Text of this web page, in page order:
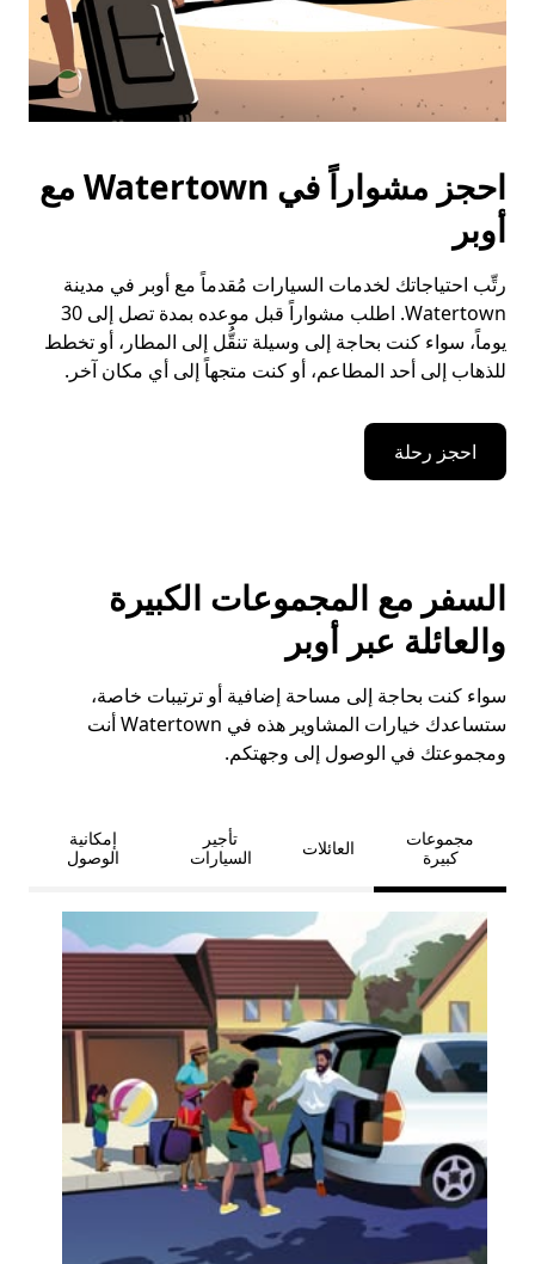
احجز مشواراً في Watertown مع
أوبر
رتِّب احتياجاتك لخدمات السيارات مُقدماً مع أوبر في مدينة
Watertown. اطلب مشواراً قبل موعده بمدة تصل إلى 30
يوماً، سواء كنت بحاجة إلى وسيلة تنقُّل إلى المطار، أو تخطط
للذهاب إلى أحد المطاعم، أو كنت متجهاً إلى أي مكان آخر.
احجز رحلة
السفر مع المجموعات الكبيرة
والعائلة عبر أوبر
سواء كنت بحاجة إلى مساحة إضافية أو ترتيبات خاصة،
ستساعدك خيارات المشاوير هذه في Watertown أنت
ومجموعتك في الوصول إلى وجهتكم.
مجموعات
كبيرة
العائلات
تأجير
السيارات
إمكانية
الوصول